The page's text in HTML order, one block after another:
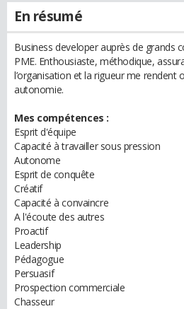
En résumé
Business developer auprès de grands
PME. Enthousiaste, méthodique,
l’organisation et la rigueur me rendent
autonomie.
Mes compétences :
Esprit d'équipe
Capacité à travailler sous pression
Autonome
Esprit de conquête
Créatif
Capacité à convaincre
A l'écoute des autres
Proactif
Leadership
Pédagogue
Persuasif
Prospection commerciale
Chasseur